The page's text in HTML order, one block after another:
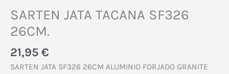
SARTEN JATA TACANA SF326
26CM.
21,95 €
SARTEN JATA SF326 26CM ALUMINIO FORJADO GRANITE